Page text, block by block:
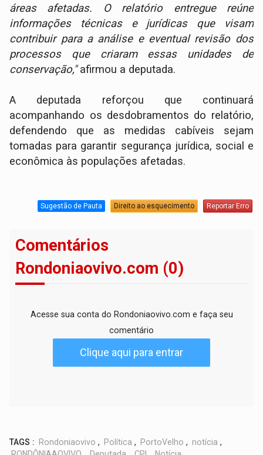
áreas afetadas. O relatório entregue reúne
informações técnicas e jurídicas que visam
contribuir para a análise e eventual revisão dos
processos que criaram essas unidades de
conservação,"afirmou a deputada.
A deputada reforçou que continuará
acompanhando os desdobramentos do relatório,
defendendo que as medidas cabíveis sejam
tomadas para garantir segurança jurídica, social e
econômica às populações afetadas.
Sugestão de Pauta Direito ao esquecimento Reportar Erro
Comentários
Rondoniaovivo.com (0)
Acesse sua conta do Rondoniaovivo.com e faça seu
comentário
Clique aqui para entrar
TAGS : Rondoniaovivo , Política , PortoVelho , notícia ,